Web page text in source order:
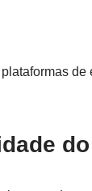
de